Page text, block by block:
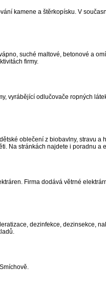
kamene a štěrkopísku. V
suché maltové, betonové a
firmy.
vyrábějící odlučovače ropných
oblečení z biobavlny, stravu a
Na stránkách najdete i poradnu a
Firma dodává větrné
dezinfekce, dezinsekce,